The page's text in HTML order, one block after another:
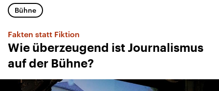
Bühne
Fakten statt Fiktion
Wie überzeugend ist Journalismus
auf der Bühne?